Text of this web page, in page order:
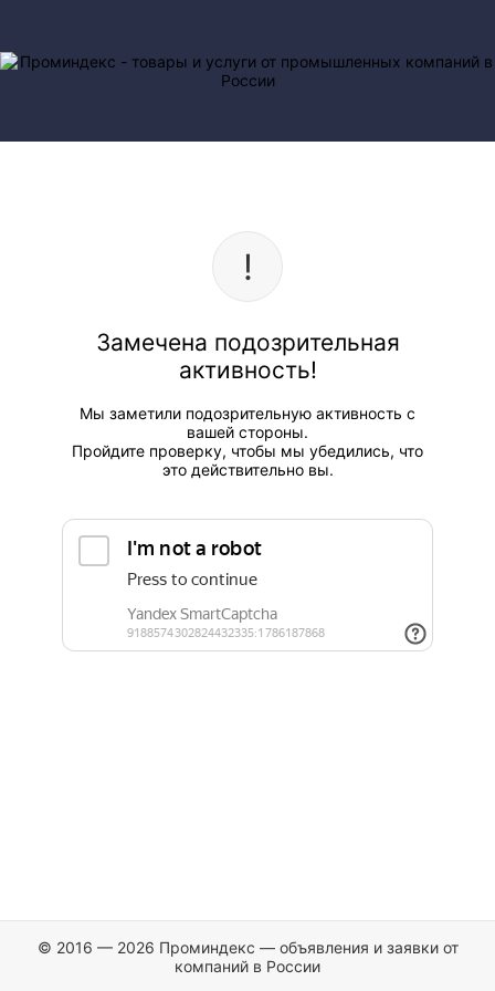
Замечена подозрительная
активность!
Мы заметили подозрительную активность с
вашей стороны.
Пройдите проверку, чтобы мы убедились, что
это действительно вы.
© 2016 — 2026 Проминдекс — объявления и заявки от
компаний в России